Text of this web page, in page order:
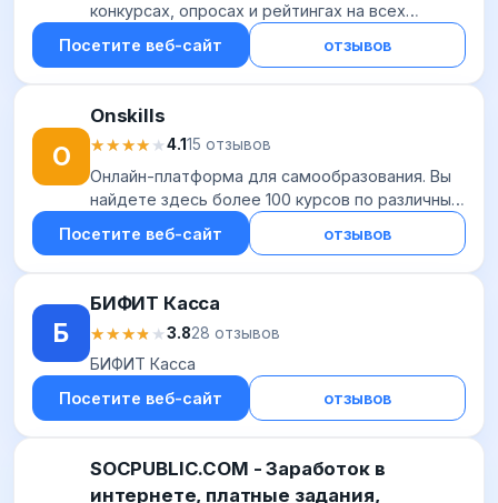
конкурсах, опросах и рейтингах на всех
популярных площадках. Отличительная
особенность — поддержка большого
Посетите веб-сайт отзывов
O
Onskills
★★★★★
★★★★★4.115 отзывов
Онлайн-платформа для самообразования. Вы
найдете здесь более 100 курсов по различным
направлениям – маркетингу, IT, дизайну, фото
и видео, красоте, искусству, психологии...
Посетите веб-сайт отзывов
Б
БИФИТ Касса
★★★★★
★★★★★3.828 отзывов
БИФИТ Касса
Посетите веб-сайт
отзывов
SOCPUBLIC.COM - Заработок в
интернете, платные задания,